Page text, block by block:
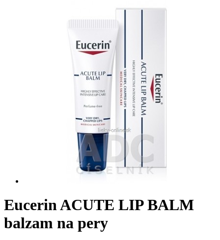
Eucerin ACUTE LIP BALM
balzam na pery